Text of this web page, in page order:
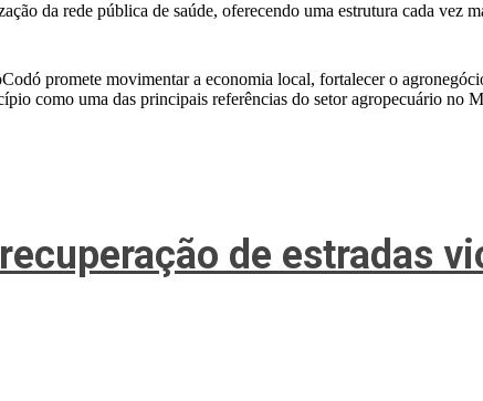
da rede pública de saúde, oferecendo uma estrutura cada vez
promete movimentar a economia local, fortalecer o
como uma das principais referências do setor agropecuário no
de estradas